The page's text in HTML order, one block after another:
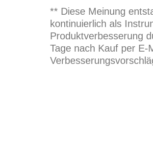
** Diese Meinung
kontinuierlich als
Produktverbesserung
Tage nach Kauf per E-